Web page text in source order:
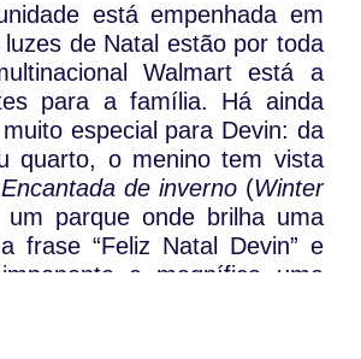
está empenhada em
luzes de Natal estão por toda
Walmart está a
para a família. Há ainda
especial para Devin: da
quarto, o menino tem vista
de inverno(Winter
um parque onde brilha uma
frase “Feliz Natal Devin” e
e magnífica uma